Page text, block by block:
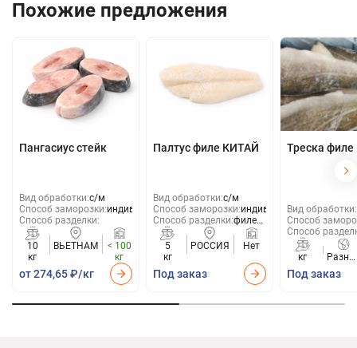
Похожие предложения
Пангасиус стейк
Вид обработки:с/м
Способ заморозки:индивид
Способ разделки:
10
кг
ВЬЕТНАМ
< 100
кг
от 274,65 ₽/кг
Палтус филе КИТАЙ
Вид обработки:с/м
Способ заморозки:индивид
Способ разделки:филе
б/к
5
кг
РОССИЯ Нет
Под заказ
Треска филе
Вид обработки:
Способ
Способ
кг
Под заказ